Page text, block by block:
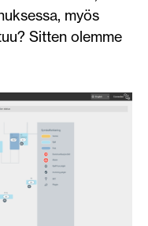
myös
Sitten olemme